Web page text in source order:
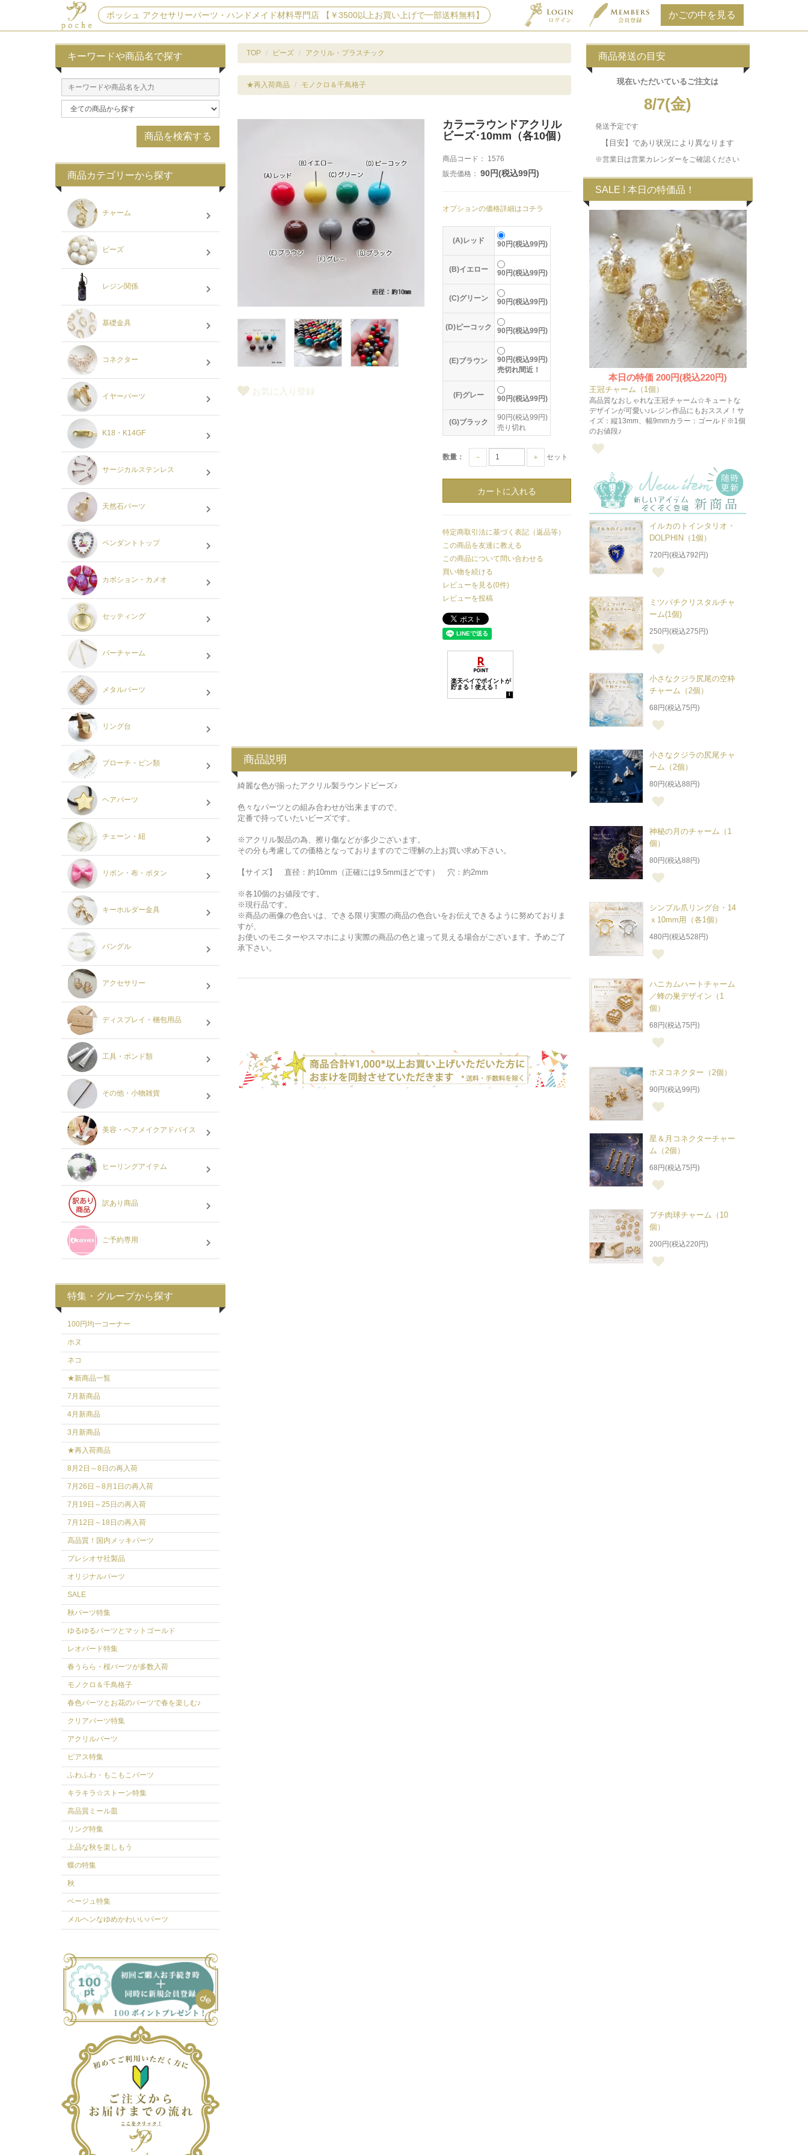
ポッシュ アクセサリーパーツ・ハンドメイド材料専門店 【￥3500以上お買い上げで一部送料無料】
TOP ビーズ アクリル・プラスチック
★再入荷商品 モノクロ＆千鳥格子
お気に入り登録
カラーラウンドアクリル
ビーズ･10mm（各10個）
商品コード：
1576
販売価格： 90円(税込99円)
オプションの価格詳細はコチラ
(A)レッド 90円(税込99円)
(B)イエロー 90円(税込99円)
(C)グリーン 90円(税込99円)
(D)ピーコック 90円(税込99円)
(E)ブラウン
90円(税込99円)
売切れ間近！
(F)グレー 90円(税込99円)
(G)ブラック
90円(税込99円)
売り切れ
数量： － ＋ セット
特定商取引法に基づく表記（返品等）
この商品を友達に教える
この商品について問い合わせる
買い物を続ける
レビューを見る(0件)
レビューを投稿
商品説明
綺麗な色が揃ったアクリル製ラウンドビーズ♪
色々なパーツとの組み合わせが出来ますので、
定番で持っていたいビーズです。
※アクリル製品の為、擦り傷などが多少ございます。
その分も考慮しての価格となっておりますのでご理解の上お買い求め下さい。
【サイズ】 直径：約10mm（正確には9.5mmほどです） 穴：約2mm
※各10個のお値段です。
※現行品です。
※商品の画像の色合いは、できる限り実際の商品の色合いをお伝えできるように努めておりま
すが、
お使いのモニターやスマホにより実際の商品の色と違って見える場合がございます。予めご了
承下さい。
キーワードや商品名で探す
商品カテゴリーから探す
チャーム
ビーズ
レジン関係
基礎金具
コネクター
イヤーパーツ
K18・K14GF
サージカルステンレス
天然石パーツ
ペンダントトップ
カボション・カメオ
セッティング
バーチャーム
メタルパーツ
リング台
ブローチ・ピン類
ヘアパーツ
チェーン・紐
リボン・布・ボタン
キーホルダー金具
バングル
アクセサリー
ディスプレイ・梱包用品
工具・ボンド類
その他・小物雑貨
美容・ヘアメイクアドバイス
ヒーリングアイテム
訳あり商品
ご予約専用
特集・グループから探す
100円均一コーナー
ホヌ
ネコ
★新商品一覧
7月新商品
4月新商品
3月新商品
★再入荷商品
8月2日～8日の再入荷
7月26日～8月1日の再入荷
7月19日～25日の再入荷
7月12日～18日の再入荷
高品質！国内メッキパーツ
プレシオサ社製品
オリジナルパーツ
SALE
秋パーツ特集
ゆるゆるパーツとマットゴールド
レオパード特集
春うらら・桜パーツが多数入荷
モノクロ＆千鳥格子
春色パーツとお花のパーツで春を楽しむ♪
クリアパーツ特集
アクリルパーツ
ピアス特集
ふわふわ・もこもこパーツ
キラキラ☆ストーン特集
高品質ミール皿
リング特集
上品な秋を楽しもう
蝶の特集
秋
ベージュ特集
メルヘンなゆめかわいいパーツ
商品発送の目安
現在いただいているご注文は
8/7(金)
発送予定です
【目安】であり状況により異なります
※営業日は営業カレンダーをご確認ください
SALE ! 本日の特価品！
本日の特価200円(税込220円)
王冠チャーム（1個）
高品質なおしゃれな王冠チャーム☆キュートな
デザインが可愛い♪レジン作品にもおススメ！サ
イズ：縦13mm、幅9mmカラー：ゴールド※1個
のお値段♪
イルカのトインタリオ・
DOLPHIN（1個）
720円(税込792円)
ミツバチクリスタルチャ
ーム(1個)
250円(税込275円)
小さなクジラ尻尾の空枠
チャーム（2個）
68円(税込75円)
小さなクジラの尻尾チャ
ーム（2個）
80円(税込88円)
神秘の月のチャーム（1
個）
80円(税込88円)
シンプル爪リング台・14
ｘ10mm用（各1個）
480円(税込528円)
ハニカムハートチャーム
／蜂の巣デザイン（1
個）
68円(税込75円)
ホヌコネクター（2個）
90円(税込99円)
星＆月コネクターチャー
ム（2個）
68円(税込75円)
プチ肉球チャーム（10
個）
200円(税込220円)